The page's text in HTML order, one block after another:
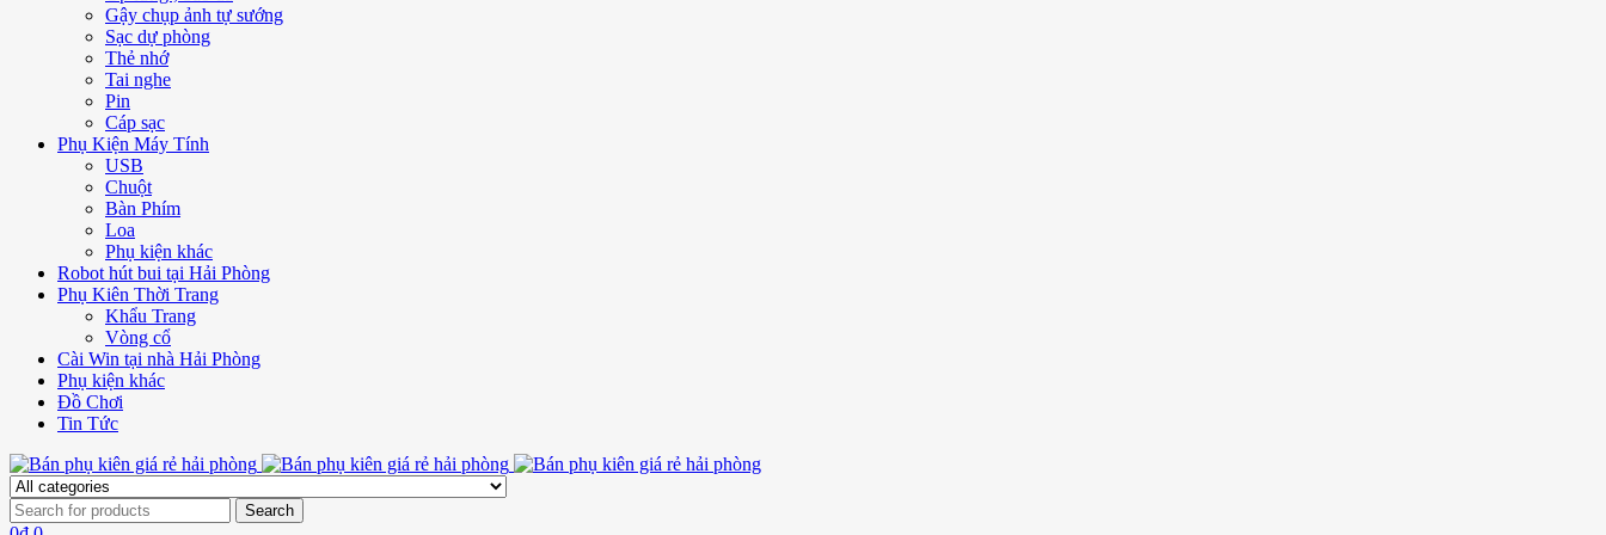
Gậy chụp ảnh tự sướng
Sạc dự phòng
Thẻ nhớ
Tai nghe
Pin
Cáp sạc
Phụ Kiện Máy Tính
USB
Chuột
Bàn Phím
Loa
Phụ kiện khác
Robot hút bui tại Hải Phòng
Phụ Kiên Thời Trang
Khẩu Trang
Vòng cổ
Cài Win tại nhà Hải Phòng
Phụ kiện khác
Đồ Chơi
Tin Tức